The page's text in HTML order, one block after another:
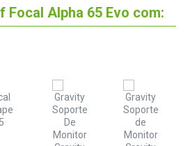
Focal Alpha 65 Evo com: